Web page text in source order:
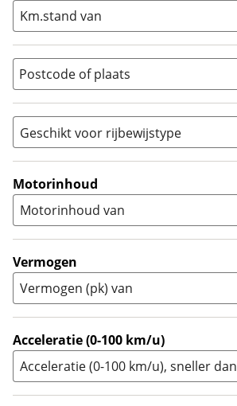
Naked
Overig (0)
Racer ( 0)
Sport (0)
Sport Touring
Supermotard (0)
Supersport
Tourer (0)
Touring Enduro
Trike (0)
Zijspan 0)
Km.stand van
Postcode of plaats
Geschikt voor rijbewijstype
A (3)
A1 (0)
(
Motorinhoud
Motorinhoud van
Vermogen
Vermogen (pk) van
Acceleratie (0-100 km/u)
Acceleratie (0-100 km/u), sneller dan